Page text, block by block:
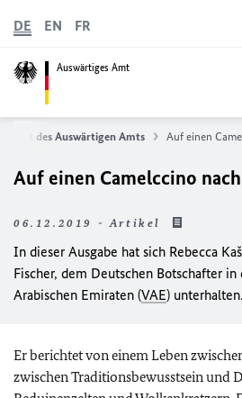
Auswärtiges Amt
DE EN FR
des Auswärtigen Amts Auf einen
Auf einen Camelccino
06.12.2019 - Artikel
In dieser Ausgabe hat sich Rebecca
Fischer, dem Deutschen Botschafter
Arabischen Emiraten (VAE) unterhalten.
Er berichtet von einem Leben
zwischen Traditionsbewusstsein und